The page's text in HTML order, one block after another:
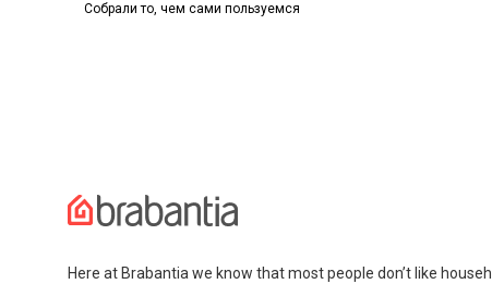
Собрали то, чем сами пользуемся
Here at Brabantia we know that most people don’t like
BIN HI.